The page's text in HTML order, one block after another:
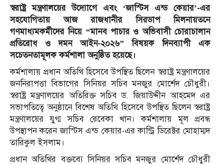
স্বরাষ্ট্র মন্ত্রণালয়ের উদ্যোগে এবং ‘জাস্টিস এন্ড কেয়ার’-এর
সহযোগিতায় আজ রাজধানীর সিরডাপ মিলনায়তনে
গণমাধ্যমকর্মীদের নিয়ে “মানব পাচার ও অভিবাসী চোরাচালান
প্রতিরোধ ও দমন আইন-২০২৬” বিষয়ক দিনব্যাপী এক
সচেতনতামূলক কর্মশালা অনুষ্ঠিত হয়েছে।
কর্মশালায় প্রধান অতিথি হিসেবে উপস্থিত ছিলেন স্বরাষ্ট্র মন্ত্রণালয়ের
জননিরাপত্তা বিভাগের সিনিয়র সচিব মনজুর মোর্শেদ চৌধুরী।
স্বরাষ্ট্র মন্ত্রণালয়ের অতিরিক্ত সচিব ড. জিয়াউদ্দীন আহমেদ এর
সভাপতিত্বে অনুষ্ঠানে বিশেষ অতিথি হিসেবে উপস্থিত ছিলেন স্বরাষ্ট্র
মন্ত্রণালয়ের যুগ্ম সচিব রেবেকা খান। কর্মশালায় মূল প্রবন্ধ
উপস্থাপন করেন জাস্টিস এন্ড কেয়ার-এর কান্ট্রি ডিরেক্টর মোহাম্মদ
তারিকুল ইসলাম।
প্রধান অতিথির বক্তব্যে সিনিয়র সচিব মনজুর মোর্শেদ চৌধুরী